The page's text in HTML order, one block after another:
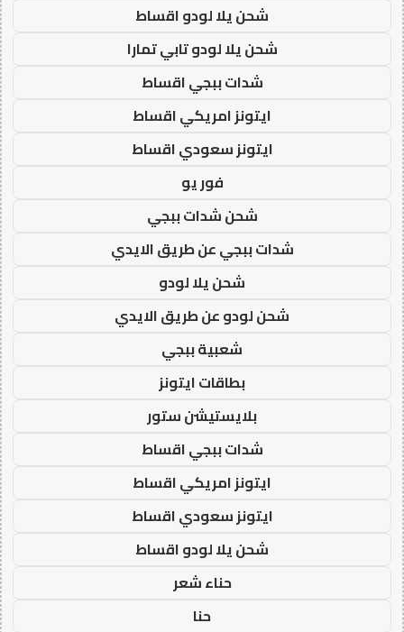
شحن يلا لودو اقساط
شحن يلا لودو تابي تمارا
شدات ببجي اقساط
ايتونز امريكي اقساط
ايتونز سعودي اقساط
فور يو
شحن شدات ببجي
شدات ببجي عن طريق الايدي
شحن يلا لودو
شحن لودو عن طريق الايدي
شعبية ببجي
بطاقات ايتونز
بلايستيشن ستور
شدات ببجي اقساط
ايتونز امريكي اقساط
ايتونز سعودي اقساط
شحن يلا لودو اقساط
حناء شعر
حنا